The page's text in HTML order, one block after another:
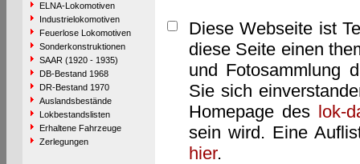
ELNA-Lokomotiven
Industrielokomotiven
Feuerlose Lokomotiven
Sonderkonstruktionen
SAAR (1920 - 1935)
DB-Bestand 1968
DR-Bestand 1970
Auslandsbestände
Lokbestandslisten
Erhaltene Fahrzeuge
Zerlegungen
Diese Webseite ist
diese Seite einen
und Fotosammlung
Sie sich
Homepage des lok-
sein wird. Eine
hier.